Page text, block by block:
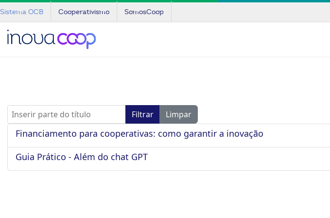
Sistema OCB Cooperativismo SomosCoop
Inserir parte do título Filtrar Limpar
Financiamento para cooperativas: como garantir a inovação
Guia Prático - Além do chat GPT